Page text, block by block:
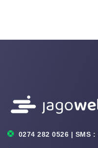
0274 282 0526 | SMS :